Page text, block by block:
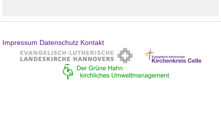
Impressum Datenschutz Kontakt